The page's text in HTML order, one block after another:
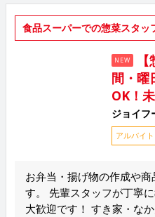
食品スーパーでの惣菜スタッ
NEW
間・曜
OK！
ジョイ
アルバイト
お弁当・揚げ物の作成や
す。 先輩スタッフが丁寧
大歓迎です！ すき家・な